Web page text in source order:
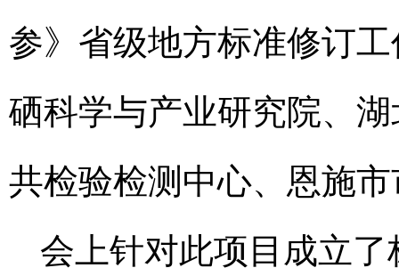
参》省级地方标准修订
硒科学与产业研究院、
共检验检测中心、恩施
会上针对此项目成立